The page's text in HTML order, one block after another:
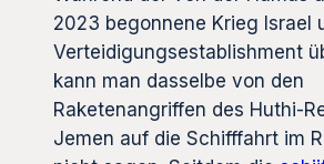
2023 begonnene Krieg Israel
Verteidigungsestablishment
kann man dasselbe von den
Raketenangriffen des Huthi-
Jemen auf die Schifffahrt im